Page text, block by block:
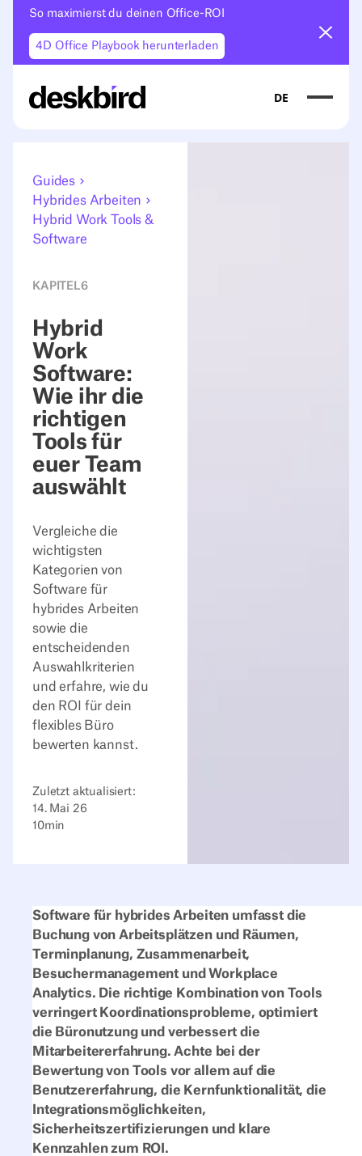
So maximierst du deinen Office-ROI
4D Office Playbook herunterladen
DE
Guides
Hybrides Arbeiten
Hybrid Work Tools &
Software
KAPITEL6
Hybrid
Work
Software:
Wie ihr die
richtigen
Tools für
euer Team
auswählt
Vergleiche die
wichtigsten
Kategorien von
Software für
hybrides Arbeiten
sowie die
entscheidenden
Auswahlkriterien
und erfahre, wie du
den ROI für dein
flexibles Büro
bewerten kannst.
Zuletzt aktualisiert:
14. Mai 26
10min
Software für hybrides Arbeiten umfasst die
Buchung von Arbeitsplätzen und Räumen,
Terminplanung, Zusammenarbeit,
Besuchermanagement und Workplace
Analytics. Die richtige Kombination von Tools
verringert Koordinationsprobleme, optimiert
die Büronutzung und verbessert die
Mitarbeitererfahrung. Achte bei der
Bewertung von Tools vor allem auf die
Benutzererfahrung, die Kernfunktionalität, die
Integrationsmöglichkeiten,
Sicherheitszertifizierungen und klare
Kennzahlen zum ROI.